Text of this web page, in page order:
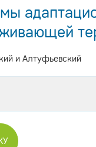
и Алтуфьевский